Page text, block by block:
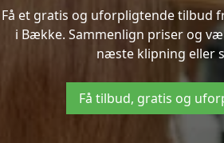
Få et gratis og uforpligtende tilbud
i Bække. Sammenlign priser og
næste klipning eller
Få tilbud, gratis og